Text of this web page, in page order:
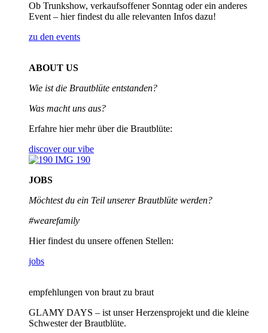
Ob Trunkshow, verkaufsoffener Sonntag oder ein anderes
Event – hier findest du alle relevanten Infos dazu!
zu den events
ABOUT US
Wie ist die Brautblüte entstanden?
Was macht uns aus?
Erfahre hier mehr über die Brautblüte:
discover our vibe
JOBS
Möchtest du ein Teil unsererBrautblüte werden?
#wearefamily
Hier findest du unsere offenen Stellen:
jobs
empfehlungen von braut zu braut
GLAMY DAYS – ist unser Herzensprojekt und die kleine
Schwester der Brautblüte.